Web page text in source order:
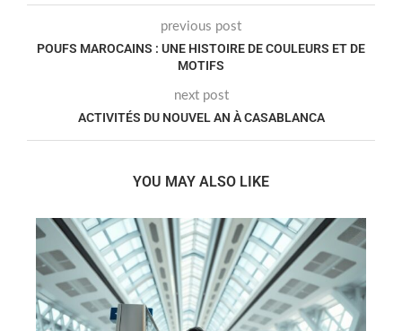
previous post
POUFS MAROCAINS : UNE HISTOIRE DE COULEURS ET DE
MOTIFS
next post
ACTIVITÉS DU NOUVEL AN À CASABLANCA
YOU MAY ALSO LIKE